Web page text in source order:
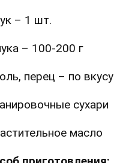
– 1 шт.
– 100-200 г
перец – по вкусу
сухари
масло